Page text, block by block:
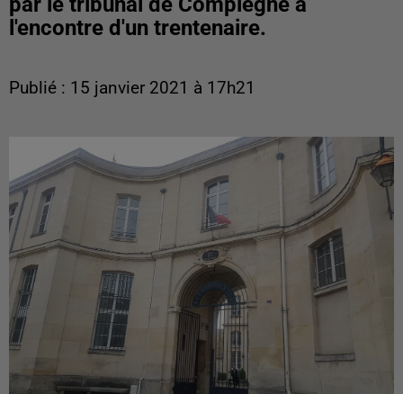
l'encontre d'un trentenaire.
Publié : 15 janvier 2021 à 17h21